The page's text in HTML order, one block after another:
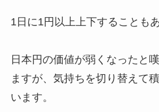
1日に1円以上上下することも
日本円の価値が弱くなったと
ますが、気持ちを切り替えて
います。